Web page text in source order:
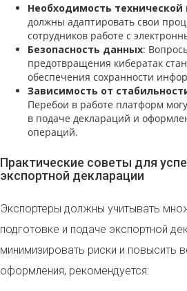
Необходимость технической
должны адаптировать свои
сотрудников работе с
Безопасность данных:
предотвращения кибератак
обеспечения сохранности
Зависимость от
Перебои в работе платформ
в подаче деклараций и
операций.
Практические советы для
экспортной декларации
Экспортеры должны учитывать
подготовке и подаче экспортной
минимизировать риски и повысить
оформления, рекомендуется: